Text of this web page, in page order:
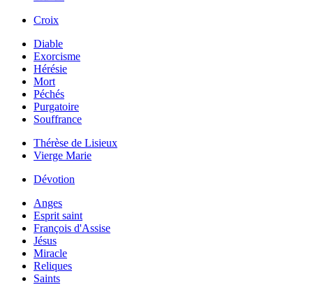
Croix
Diable
Exorcisme
Hérésie
Mort
Péchés
Purgatoire
Souffrance
Thérèse de Lisieux
Vierge Marie
Dévotion
Anges
Esprit saint
François d'Assise
Jésus
Miracle
Reliques
Saints